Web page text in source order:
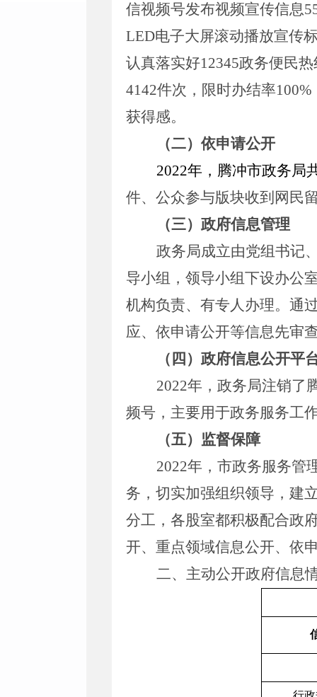
信视频号发布视频宣传信息
LED电子大屏滚动播放宣传
认真落实好12345政务便民
4142件次，限时办结率100%
获得感。
（二）依申请公开
2022年，腾冲市政务局
件、公众参与版块收到网民
（三）政府信息管理
政务局成立由党组书记
导小组，领导小组下设办公
机构负责、有专人办理。通
应、依申请公开等信息先审
（四）政府信息公开平
2022年，政务局注销了
频号，主要用于政务服务工
（五）监督保障
2022年，市政务服务管
务，切实加强组织领导，建
分工，各股室都积极配合政
开、重点领域信息公开、依
二、 主动公开政府信息